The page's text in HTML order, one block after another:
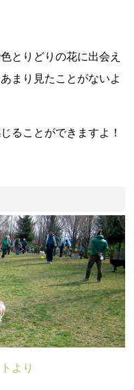
とりどりの花に出会え
まり見たことがないよ
ることができますよ！
より